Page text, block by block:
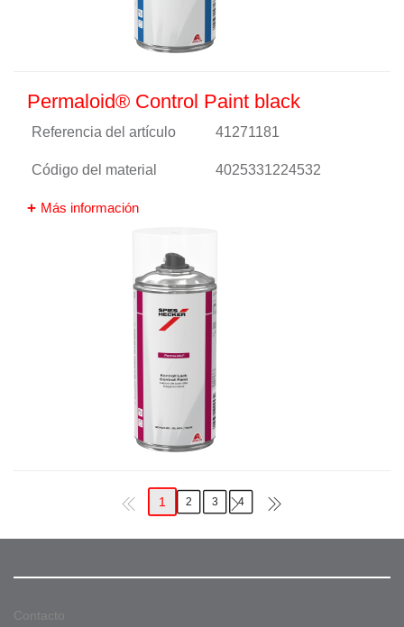
Permaloid® Control Paint black
Referencia del artículo 41271181
Código del material 4025331224532
Más información
1 2 3 4
Contacto